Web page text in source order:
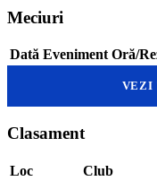
Meciuri
Dată Eveniment Oră/
VEZI
Clasament
Loc Club